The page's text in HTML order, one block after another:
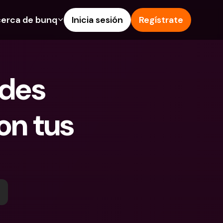
de crédito
IBAN extranjeros
y depósitos en
gastos
de bunq
Blog
Informa de un problema
Contacta con nosotros
Documentos Legales
Inicia sesión Regístrate
tus